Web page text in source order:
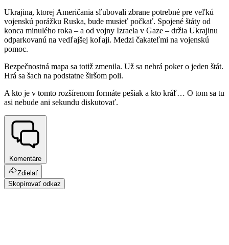
Ukrajina, ktorej Američania sľubovali zbrane potrebné pre veľkú
vojenskú porážku Ruska, bude musieť počkať. Spojené štáty od
konca minulého roka – a od vojny Izraela v Gaze – držia Ukrajinu
odparkovanú na vedľajšej koľaji. Medzi čakateľmi na vojenskú
pomoc.
Bezpečnostná mapa sa totiž zmenila. Už sa nehrá poker o jeden štát.
Hrá sa šach na podstatne širšom poli.
A kto je v tomto rozšírenom formáte pešiak a kto kráľ… O tom sa tu
asi nebude ani sekundu diskutovať.
Komentáre
Zdielať
Skopírovať odkaz